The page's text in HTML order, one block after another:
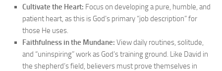
Cultivate the Heart: Focus on developing a pure, humble, and
patient heart, as this is God’s primary “job description” for
those He uses.
Faithfulness in the Mundane: View daily routines, solitude,
and “uninspiring” work as God’s training ground. Like David in
the shepherd’s field, believers must prove themselves in